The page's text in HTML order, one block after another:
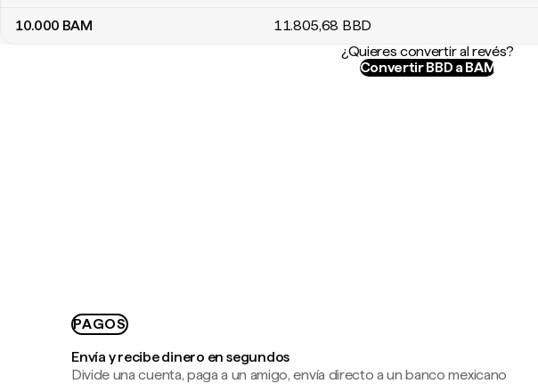
10.000 BAM 11.805,68 BBD
¿Quieres convertir al revés?
Convertir BBD a BAM
PAGOS
Envía y recibe dinero en segundos
Divide una cuenta, paga a un amigo, envía directo a un banco mexicano